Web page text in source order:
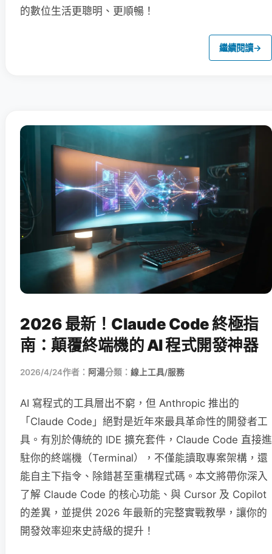
的數位生活更聰明、更順暢！
繼續閱讀→
2026 最新！Claude Code 終極指
南：顛覆終端機的 AI 程式開發神器
2026/4/24作者： 阿湯分類： 線上工具/服務
AI 寫程式的工具層出不窮，但 Anthropic 推出的
「Claude Code」絕對是近年來最具革命性的開發者工
具。有別於傳統的 IDE 擴充套件，Claude Code 直接進
駐你的終端機（Terminal），不僅能讀取專案架構，還
能自主下指令、除錯甚至重構程式碼。本文將帶你深入
了解 Claude Code 的核心功能、與 Cursor 及 Copilot
的差異，並提供 2026 年最新的完整實戰教學，讓你的
開發效率迎來史詩級的提升！